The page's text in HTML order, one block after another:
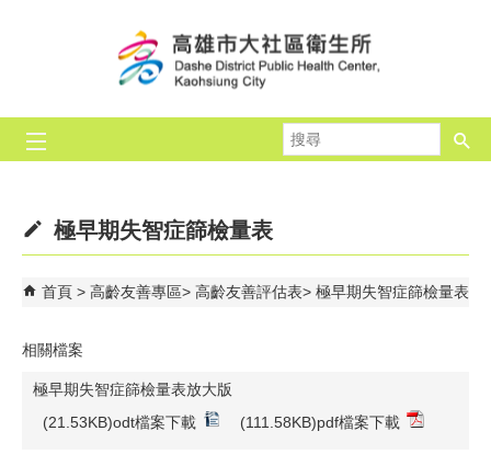
尋
極早期失智症篩檢量表
首頁 高齡友善專區 高齡友善評估表 極早期失智症篩檢量表
相關檔案
極早期失智症篩檢量表放大版
(21.53KB)odt檔案下載
(111.58KB)pdf檔案下載